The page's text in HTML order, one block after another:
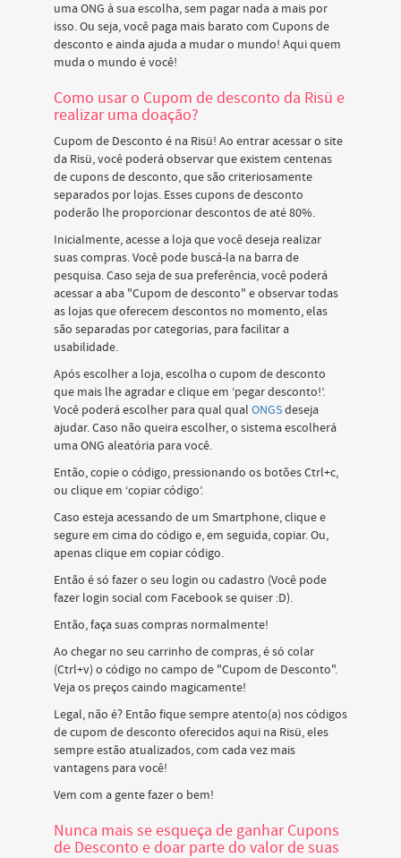
uma ONG à sua escolha, sem pagar nada a mais por
isso. Ou seja, você paga mais barato com Cupons de
desconto e ainda ajuda a mudar o mundo! Aqui quem
muda o mundo é você!
Como usar o Cupom de desconto da Risü e
realizar uma doação?
Cupom de Desconto é na Risü! Ao entrar acessar o site
da Risü, você poderá observar que existem centenas
de cupons de desconto, que são criteriosamente
separados por lojas. Esses cupons de desconto
poderão lhe proporcionar descontos de até 80%.
Inicialmente, acesse a loja que você deseja realizar
suas compras. Você pode buscá-la na barra de
pesquisa. Caso seja de sua preferência, você poderá
acessar a aba "Cupom de desconto" e observar todas
as lojas que oferecem descontos no momento, elas
são separadas por categorias, para facilitar a
usabilidade.
Após escolher a loja, escolha o cupom de desconto
que mais lhe agradar e clique em ‘pegar desconto!’.
Você poderá escolher para qual qual ONGSdeseja
ajudar. Caso não queira escolher, o sistema escolherá
uma ONG aleatória para você.
Então, copie o código, pressionando os botões Ctrl+c,
ou clique em ‘copiar código’.
Caso esteja acessando de um Smartphone, clique e
segure em cima do código e, em seguida, copiar. Ou,
apenas clique em copiar código.
Então é só fazer o seu login ou cadastro (Você pode
fazer login social com Facebook se quiser :D).
Então, faça suas compras normalmente!
Ao chegar no seu carrinho de compras, é só colar
(Ctrl+v) o código no campo de "Cupom de Desconto".
Veja os preços caindo magicamente!
Legal, não é? Então fique sempre atento(a) nos códigos
de cupom de desconto oferecidos aqui na Risü, eles
sempre estão atualizados, com cada vez mais
vantagens para você!
Vem com a gente fazer o bem!
Nunca mais se esqueça de ganhar Cupons
de Desconto e doar parte do valor de suas